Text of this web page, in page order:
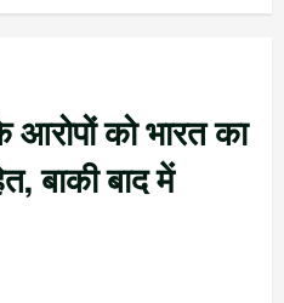
को भारत का
बाकी बाद में